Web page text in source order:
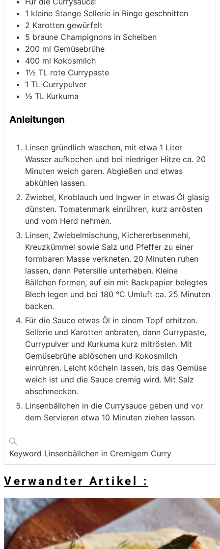
1 kleine Stange Sellerie in Ringe geschnitten
2 Karotten gewürfelt
5 braune Champignons in Scheiben
200 ml Gemüsebrühe
400 ml Kokosmilch
1½ TL rote Currypaste
1 TL Currypulver
½ TL Kurkuma
Anleitungen
Linsen gründlich waschen, mit etwa 1 Liter
Wasser aufkochen und bei niedriger Hitze ca. 20
Minuten weich garen. Abgießen und etwas
abkühlen lassen.
Zwiebel, Knoblauch und Ingwer in etwas Öl glasig
dünsten. Tomatenmark einrühren, kurz anrösten
und vom Herd nehmen.
Linsen, Zwiebelmischung, Kichererbsenmehl,
Kreuzkümmel sowie Salz und Pfeffer zu einer
formbaren Masse verkneten. 20 Minuten ruhen
lassen, dann Petersilie unterheben. Kleine
Bällchen formen, auf ein mit Backpapier belegtes
Blech legen und bei 180 °C Umluft ca. 25 Minuten
backen.
Für die Sauce etwas Öl in einem Topf erhitzen.
Sellerie und Karotten anbraten, dann Currypaste,
Currypulver und Kurkuma kurz mitrösten. Mit
Gemüsebrühe ablöschen und Kokosmilch
einrühren. Leicht köcheln lassen, bis das Gemüse
weich ist und die Sauce cremig wird. Mit Salz
abschmecken.
Linsenbällchen in die Currysauce geben und vor
dem Servieren etwa 10 Minuten ziehen lassen.
Keyword Linsenbällchen in Cremigem Curry
Verwandter Artikel :